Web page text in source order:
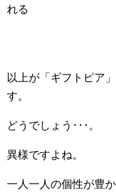
れる
以上が「ギフトピア
す。
どうでしょう･･･。
異様ですよね。
一人一人の個性が豊